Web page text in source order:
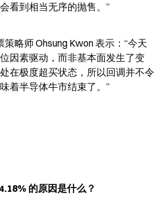
看到相当无序的抛售。”
略师 Ohsung Kwon 表示：“今天
因素驱动，而非基本面发生了变
在极度超买状态，所以回调并不令
着半导体牛市结束了。”
的原因是什么？